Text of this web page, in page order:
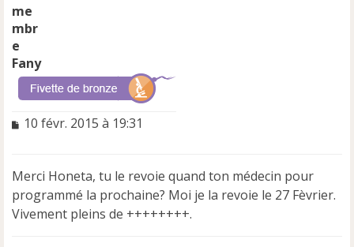
Fany
M
s
a
g
e
10 févr. 2015 à 19:31
Merci Honeta, tu le revoie quand ton médecin pour
programmé la prochaine? Moi je la revoie le 27 Fèvrier.
Vivement pleins de ++++++++.